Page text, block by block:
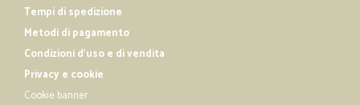
Tempi di spedizione
Metodi di pagamento
Condizioni d'uso e di vendita
Privacy e cookie
Cookie banner